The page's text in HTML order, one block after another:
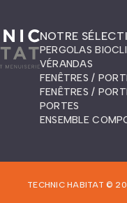
NOTRE
PERGOLAS
VÉRANDAS
FENÊTRES /
FENÊTRES /
PORTES
ENSEMBLE
TECHNIC HABITAT ©